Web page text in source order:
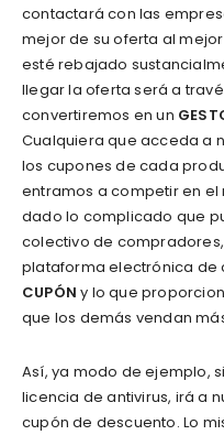
contactará con las
mejor de su oferta al
esté rebajado
llegar la oferta será a
convertiremos en un
Cualquiera que acceda a
los cupones de cada
entramos a competir en
dado lo complicado que
colectivo de
plataforma electrónica de
CUPÓN y lo que
que los demás vendan
Así, ya modo de ejemplo,
licencia de antivirus, irá a
cupón de descuento. Lo